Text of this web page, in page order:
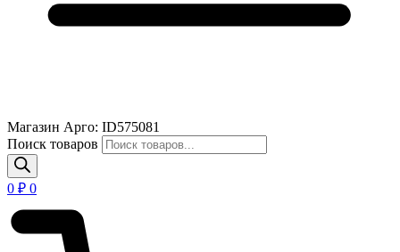
Магазин Арго: ID575081
Поиск товаров
0 ₽ 0